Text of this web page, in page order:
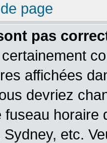
page
pas
affichées
devriez
fuseau
Sydney, etc.